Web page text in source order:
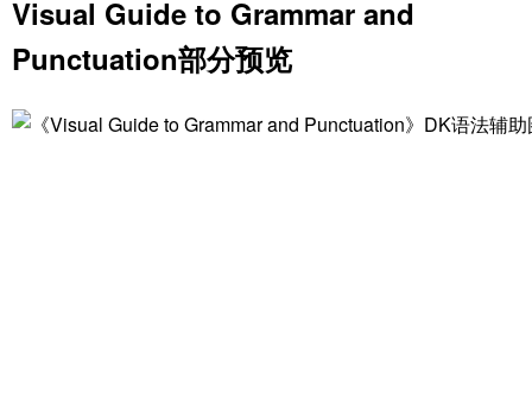
Visual Guide to Grammar and
Punctuation部分预览